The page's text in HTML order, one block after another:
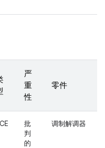
严
重
性
零件
批
判
的
调制解调器